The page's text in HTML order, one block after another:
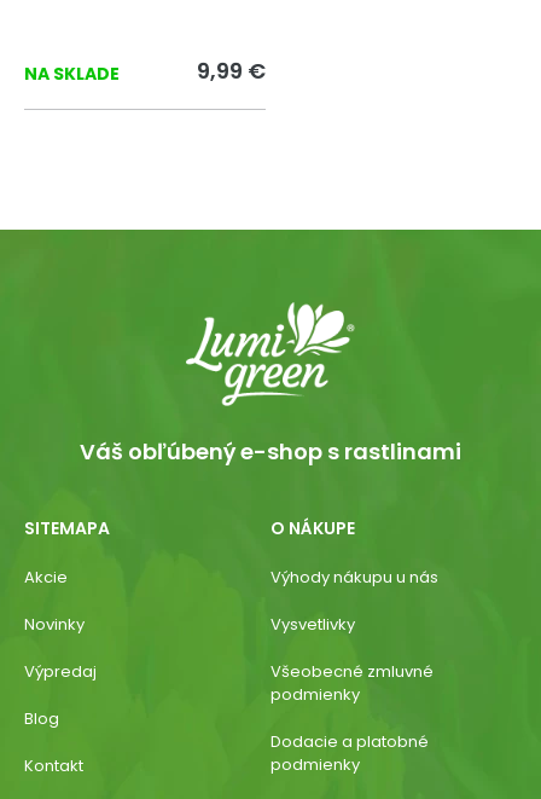
NA SKLADE 9,99 €
Váš obľúbený e-shop s rastlinami
SITEMAPA
Akcie
Novinky
Výpredaj
Blog
Kontakt
O NÁKUPE
Výhody nákupu u nás
Vysvetlivky
Všeobecné zmluvné
podmienky
Dodacie a platobné
podmienky